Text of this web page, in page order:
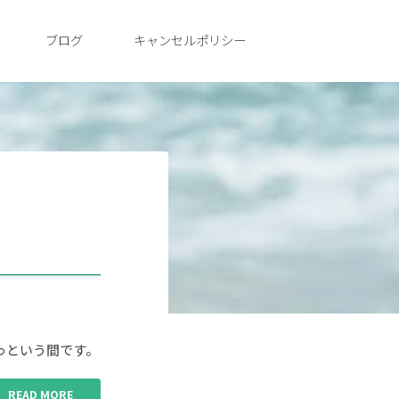
ブログ キャンセルポリシー
いう間です。
READ MORE